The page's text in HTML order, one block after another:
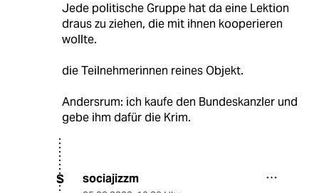
Jede politische Gruppe hat da eine Lektion
draus zu ziehen, die mit ihnen kooperieren
wollte.
die Teilnehmerinnen reines Objekt.
Andersrum: ich kaufe den Bundeskanzler und
gebe ihm dafür die Krim.
S sociajizzm